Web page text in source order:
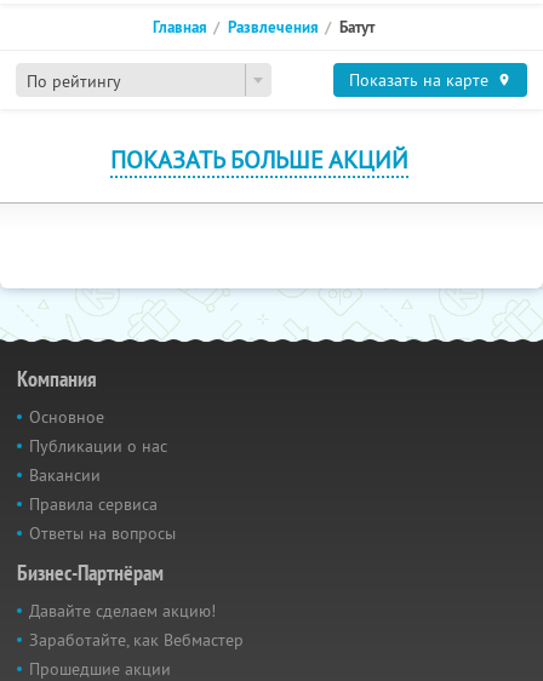
По рейтингу
Главная Развлечения Батут
Показать на карте
ПОКАЗАТЬ БОЛЬШЕ АКЦИЙ
Компания
Основное
Публикации о нас
Вакансии
Правила сервиса
Ответы на вопросы
Бизнес-Партнёрам
Давайте сделаем акцию!
Заработайте, как Вебмастер
Прошедшие акции